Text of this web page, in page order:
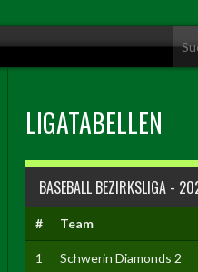
LIGATABELLEN
BASEBALL BEZIRKSLIGA -
# Team
1 Schwerin Diamonds 2